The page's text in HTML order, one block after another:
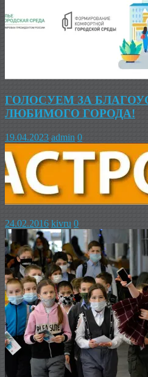
ГОЛОСУЕМ ЗА
ЛЮБИМОГО ГОРОДА!
19.04.2023 admin 0
24.02.2016 kivru 0